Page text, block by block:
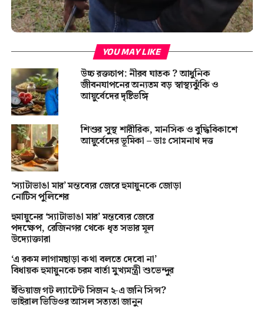
YOU MAY LIKE
উচ্চ রক্তচাপ: নীরব ঘাতক ? আধুনিক
জীবনযাপনের অন্যতম বড় স্বাস্থ্যঝুঁকি ও
আয়ুর্বেদের দৃষ্টিভঙ্গি
শিশুর সুস্থ শারীরিক, মানসিক ও বুদ্ধিবিকাশে
আয়ুর্বেদের ভূমিকা – ডাঃ সোমনাথ দত্ত
‘স্যাটাভাঙা মার’ মন্তব্যের জেরে হুমায়ুনকে জোড়া
নোটিস পুলিশের
হুমায়ুনের ‘স্যাটাভাঙা মার’ মন্তব্যের জেরে
পদক্ষেপ, রেজিনগর থেকে ধৃত সভার মূল
উদ্যোক্তারা
‘এ রকম লাগামছাড়া কথা বলতে দেবো না’
বিধায়ক হুমায়ুনকে চরম বার্তা মুখ্যমন্ত্রী শুভেন্দুর
ইন্ডিয়াজ গট ল্যাটেন্ট সিজন ২-এ জনি সিন্স?
ভাইরাল ভিডিওর আসল সত্যতা জানুন